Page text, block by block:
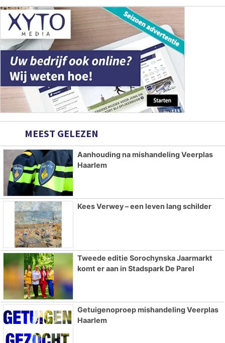
MEEST GELEZEN
Aanhouding na mishandeling Veerplas
Haarlem
Kees Verwey – een leven lang schilder
Tweede editie Sorochynska Jaarmarkt
komt er aan in Stadspark De Parel
Getuigenoproep mishandeling Veerplas
Haarlem